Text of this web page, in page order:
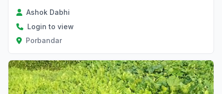
Ashok Dabhi
Login to view
Porbandar